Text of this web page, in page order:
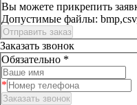
Вы можете прикрепить
Допустимые файлы:
Заказать звонок
Обязательно *